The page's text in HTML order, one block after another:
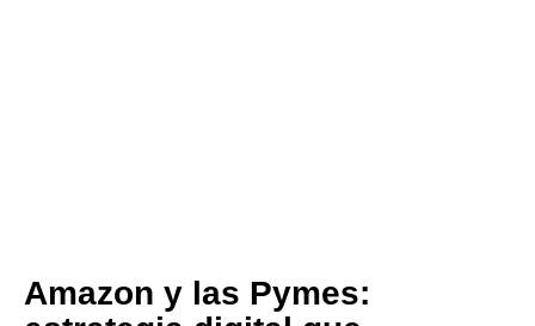
Amazon y las Pymes: